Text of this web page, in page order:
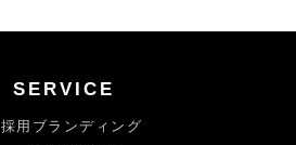
SERVICE
採用ブランディング